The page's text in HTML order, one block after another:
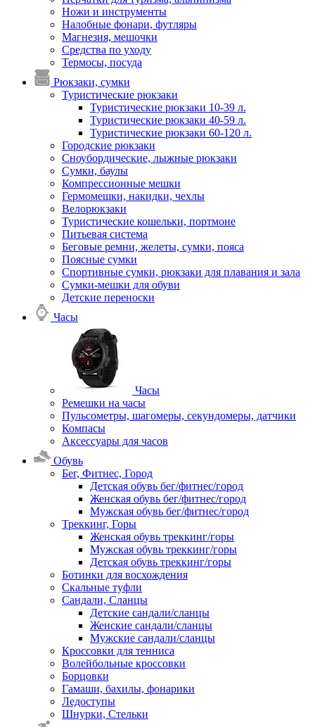
Ножи и инструменты
Налобные фонари, футляры
Магнезия, мешочки
Средства по уходу
Термосы, посуда
Рюкзаки, сумки
Туристические рюкзаки
Туристические рюкзаки 10-39 л.
Туристические рюкзаки 40-59 л.
Туристические рюкзаки 60-120 л.
Городские рюкзаки
Сноубордические, лыжные рюкзаки
Сумки, баулы
Компрессионные мешки
Гермомешки, накидки, чехлы
Велорюкзаки
Туристические кошельки, портмоне
Питьевая система
Беговые ремни, желеты, сумки, пояса
Поясные сумки
Спортивные сумки, рюкзаки для плавания и зала
Сумки-мешки для обуви
Детские переноски
Часы
Часы
Ремешки на часы
Пульсометры, шагомеры, секундомеры, датчики
Компасы
Аксессуары для часов
Обувь
Бег, Фитнес, Город
Детская обувь бег/фитнес/город
Женская обувь бег/фитнес/город
Мужская обувь бег/фитнес/город
Треккинг, Горы
Женская обувь треккинг/горы
Мужская обувь треккинг/горы
Детская обувь треккинг/горы
Ботинки для восхождения
Скальные туфли
Сандали, Сланцы
Детские сандали/сланцы
Женские сандали/сланцы
Мужские сандали/сланцы
Кроссовки для тенниса
Волейбольные кроссовки
Борцовки
Гамаши, бахилы, фонарики
Ледоступы
Шнурки, Стельки